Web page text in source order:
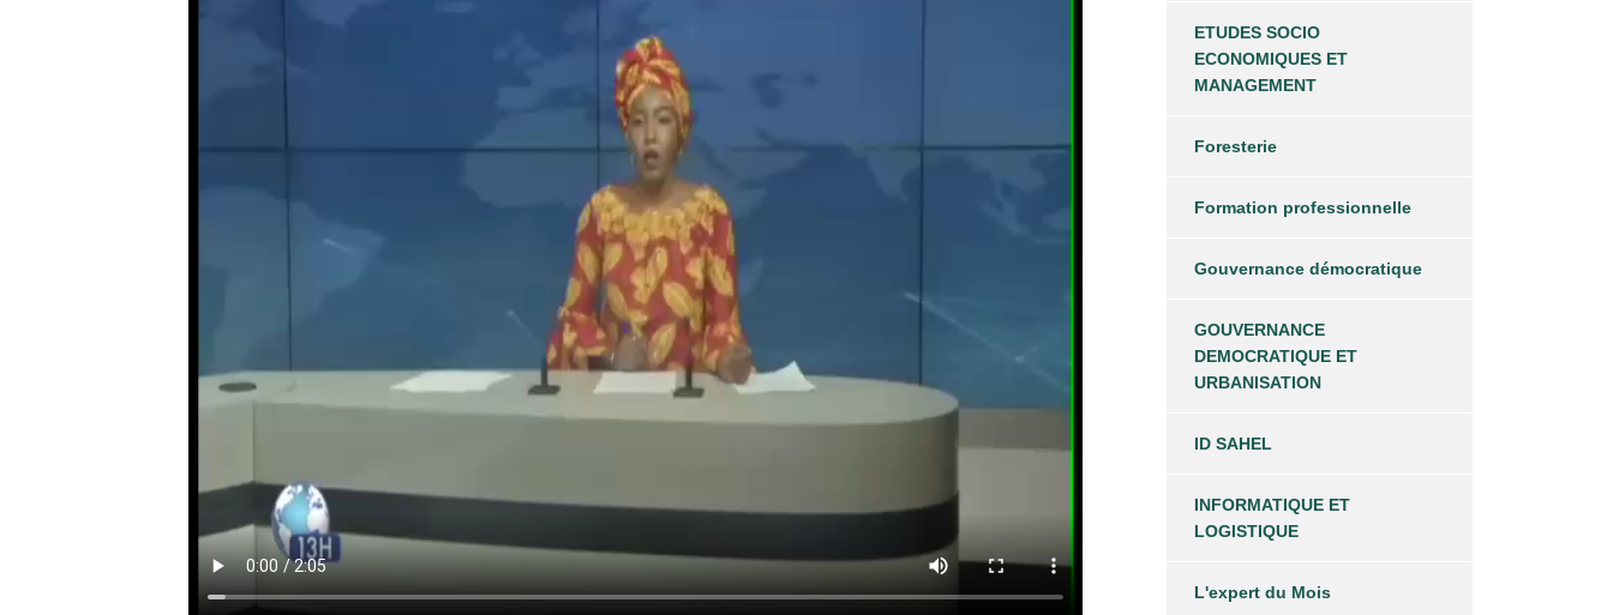
ETUDES SOCIO
ECONOMIQUES ET
MANAGEMENT
Foresterie
Formation professionnelle
Gouvernance démocratique
GOUVERNANCE
DEMOCRATIQUE ET
URBANISATION
ID SAHEL
INFORMATIQUE ET
LOGISTIQUE
L'expert du Mois